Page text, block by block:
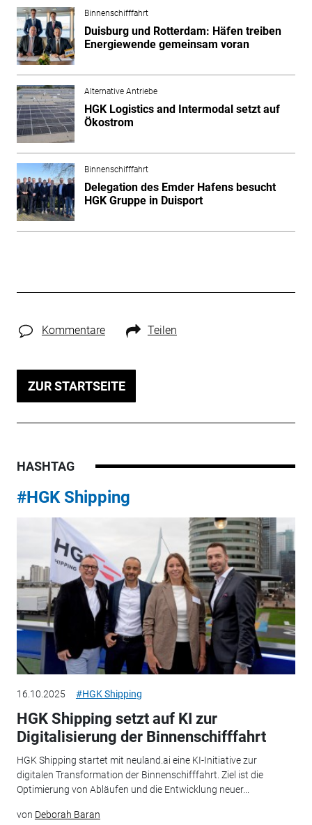
Binnenschifffahrt
Duisburg und Rotterdam: Häfen treiben
Energiewende gemeinsam voran
Alternative Antriebe
HGK Logistics and Intermodal setzt auf
Ökostrom
Binnenschifffahrt
Delegation des Emder Hafens besucht
HGK Gruppe in Duisport
Kommentare Teilen
ZUR STARTSEITE
HASHTAG
#HGK Shipping
16.10.2025 #HGK Shipping
HGK Shipping setzt auf KI zur
Digitalisierung der Binnenschifffahrt
HGK Shipping startet mit neuland.ai eine KI-Initiative zur
digitalen Transformation der Binnenschifffahrt. Ziel ist die
Optimierung von Abläufen und die Entwicklung neuer...
von Deborah Baran